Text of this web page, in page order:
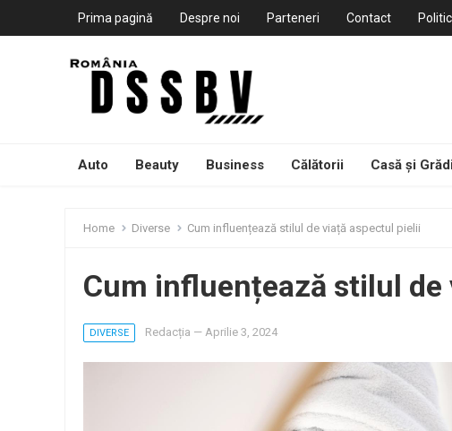
Prima pagină Despre noi Parteneri Contact
Auto Beauty Business Călătorii Casă și
Home Diverse Cum influențează stilul de viață aspectul pielii
Cum influențează stilul
DIVERSE Redacția — Aprilie 3, 2024